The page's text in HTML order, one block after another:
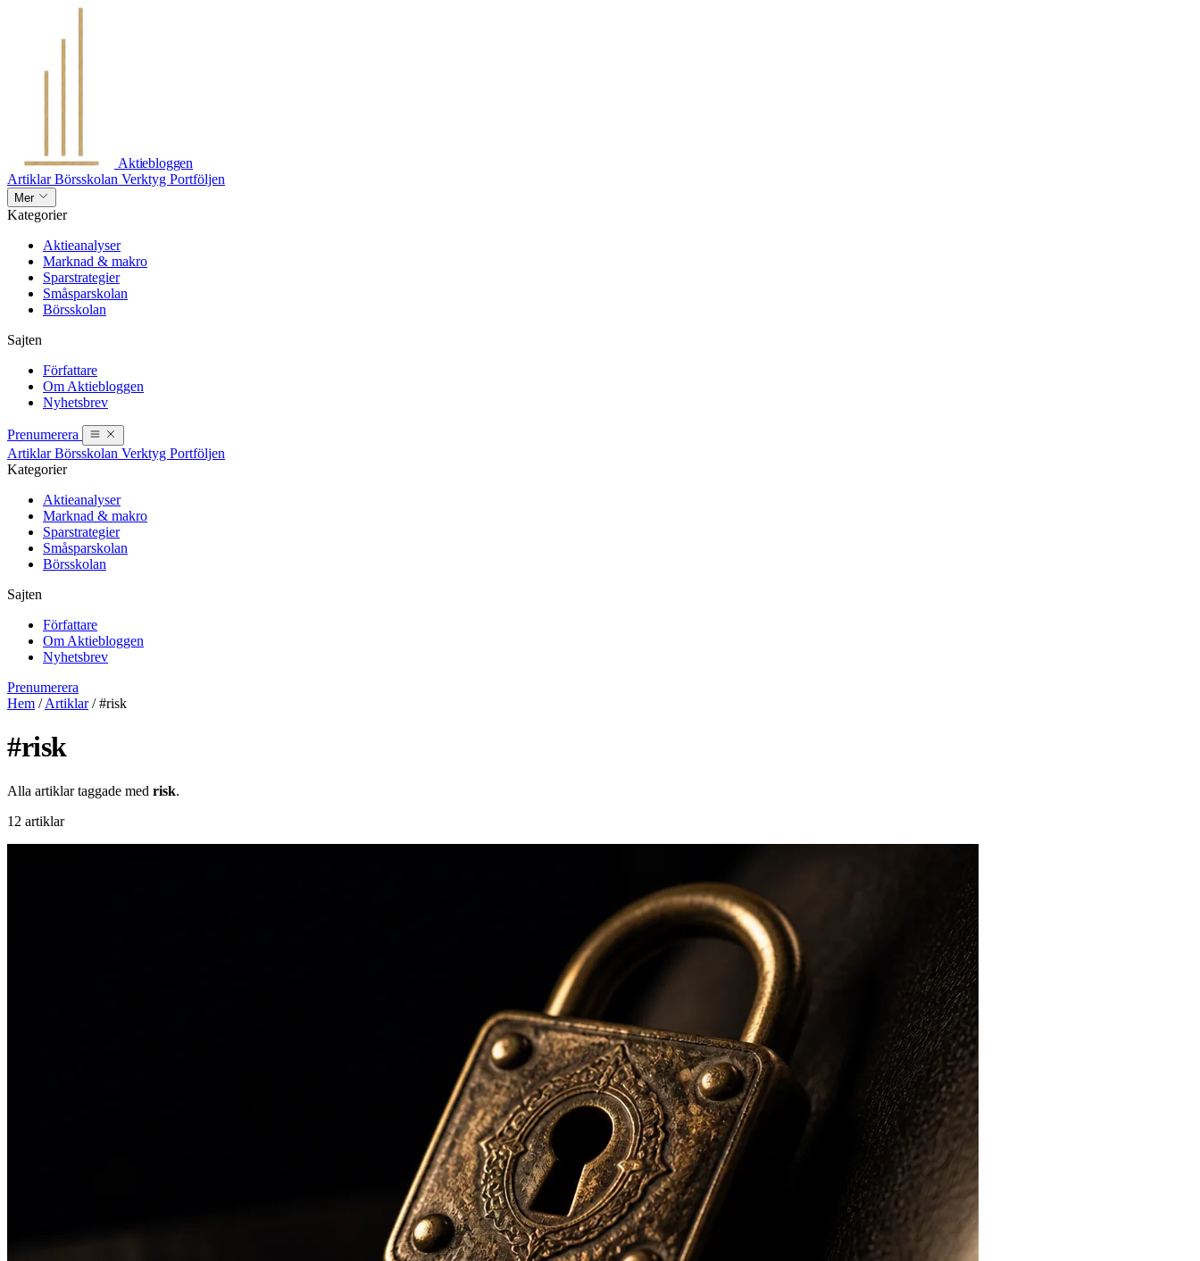
Aktiebloggen
ArtiklarBörsskolan Verktyg Portföljen
Mer
Kategorier
Aktieanalyser
Marknad & makro
Sparstrategier
Småsparskolan
Börsskolan
Sajten
Författare
Om Aktiebloggen
Nyhetsbrev
Prenumerera
ArtiklarBörsskolan Verktyg Portföljen
Kategorier
Aktieanalyser
Marknad & makro
Sparstrategier
Småsparskolan
Börsskolan
Sajten
Författare
Om Aktiebloggen
Nyhetsbrev
Prenumerera
Hem / Artiklar / #risk
#risk
Alla artiklar taggade med risk.
12 artiklar